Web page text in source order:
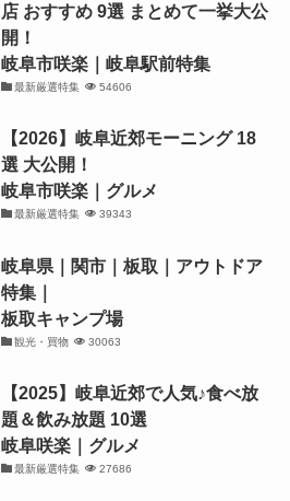
店 おすすめ 9選 まとめて一挙大公
開！
岐阜市咲楽｜岐阜駅前特集
最新厳選特集 54606
【2026】岐阜近郊モーニング 18
選 大公開！
岐阜市咲楽｜グルメ
最新厳選特集 39343
岐阜県｜関市｜板取｜アウトドア
特集｜
板取キャンプ場
観光・買物 30063
【2025】岐阜近郊で人気♪食べ放
題＆飲み放題 10選
岐阜咲楽｜グルメ
最新厳選特集 27686